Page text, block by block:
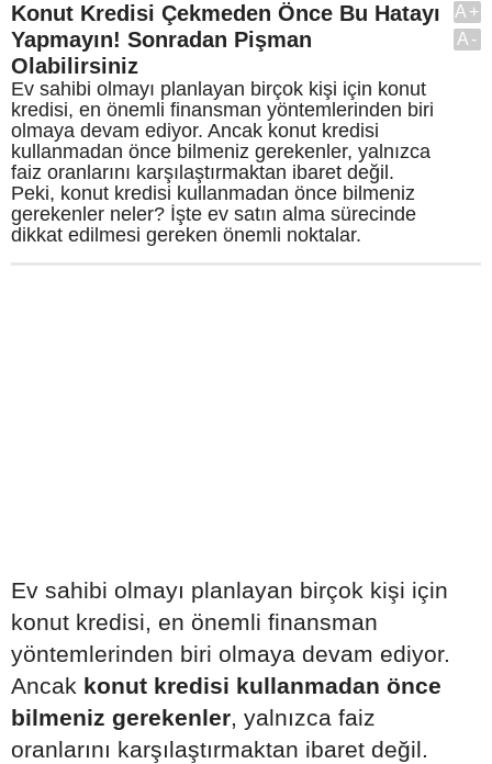
Konut Kredisi Çekmeden Önce Bu Hatayı
Yapmayın! Sonradan Pişman
Olabilirsiniz
Ev sahibi olmayı planlayan birçok kişi için konut
kredisi, en önemli finansman yöntemlerinden biri
olmaya devam ediyor. Ancak konut kredisi
kullanmadan önce bilmeniz gerekenler, yalnızca
faiz oranlarını karşılaştırmaktan ibaret değil.
Peki, konut kredisi kullanmadan önce bilmeniz
gerekenler neler? İşte ev satın alma sürecinde
dikkat edilmesi gereken önemli noktalar.
A+
A-
Ev sahibi olmayı planlayan birçok kişi için
konut kredisi, en önemli finansman
yöntemlerinden biri olmaya devam ediyor.
Ancak konut kredisi kullanmadan önce
bilmeniz gerekenler, yalnızca faiz
oranlarını karşılaştırmaktan ibaret değil.